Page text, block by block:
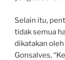
Selain itu,
tidak semua
dikatakan
Gonsalves,